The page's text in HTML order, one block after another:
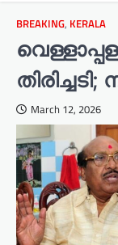
BREAKING, KERALA
March 12, 2026